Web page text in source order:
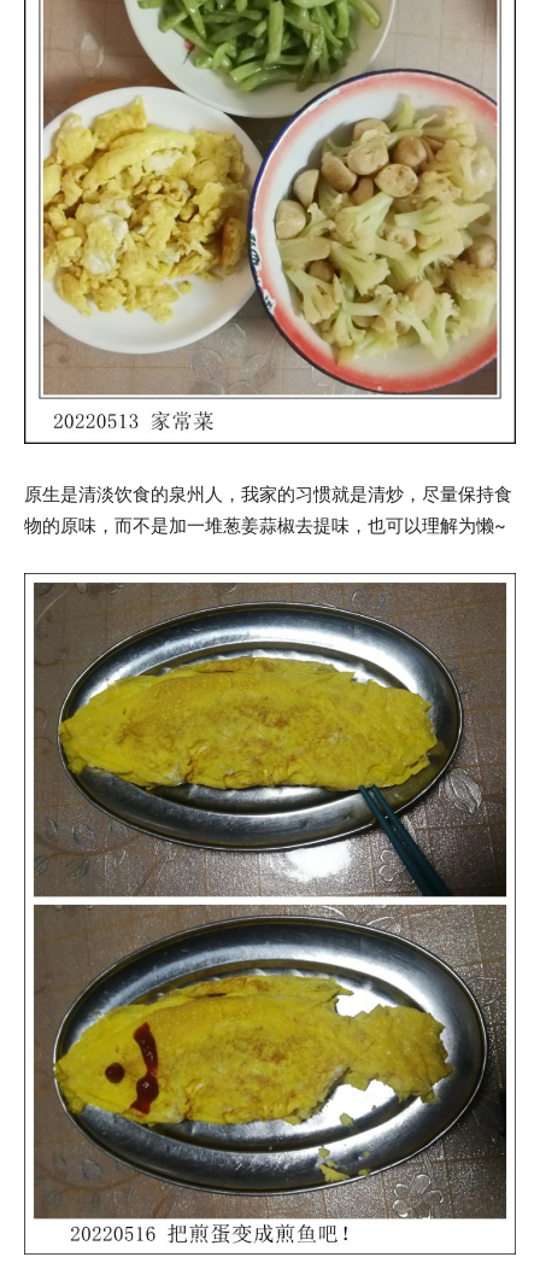
原生是清淡饮食的泉州人，我家的习惯就是清炒，尽量保持食
物的原味，而不是加一堆葱姜蒜椒去提味，也可以理解为懒~